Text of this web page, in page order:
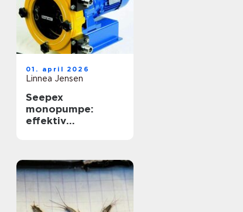
01. april 2026
Linnea Jensen
Seepex
monopumpe:
effektiv